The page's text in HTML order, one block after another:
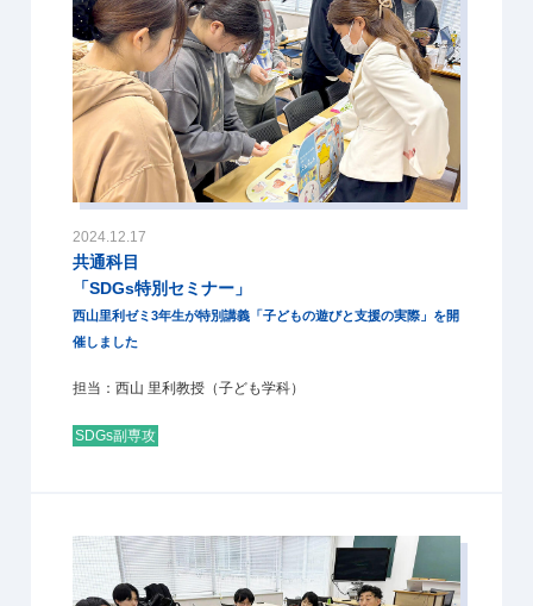
2024.12.17
共通科目
「SDGs特別セミナー」
西山里利ゼミ3年生が特別講義「子どもの遊びと支援の実際」を開
催しました
担当：西山 里利教授（子ども学科）
SDGs副専攻